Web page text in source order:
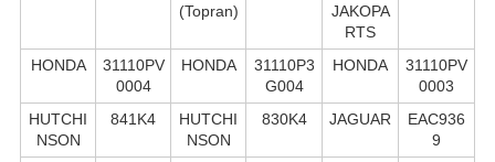
(Topran)
JAKOPA
RTS
HONDA
31110PV
0004
HONDA
31110P3
G004
HONDA
31110PV
0003
HUTCHI
NSON
841K4
HUTCHI
NSON
830K4 JAGUAR
EAC936
9